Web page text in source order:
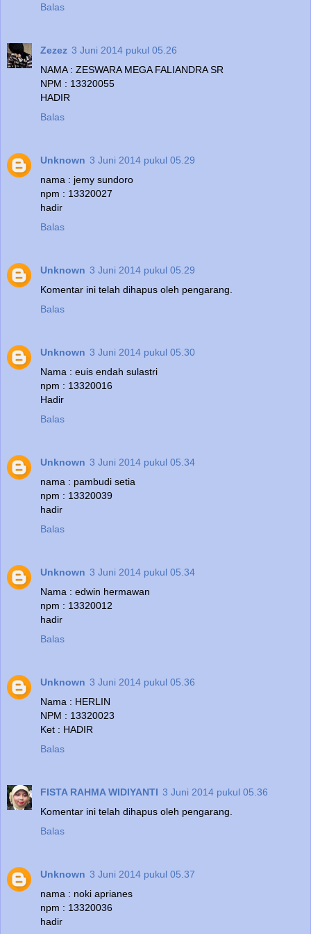
Balas
Zezez 3 Juni 2014 pukul 05.26
NAMA : ZESWARA MEGA FALIANDRA SR
NPM : 13320055
HADIR
Balas
Unknown 3 Juni 2014 pukul 05.29
nama : jemy sundoro
npm : 13320027
hadir
Balas
Unknown 3 Juni 2014 pukul 05.29
Komentar ini telah dihapus oleh pengarang.
Balas
Unknown 3 Juni 2014 pukul 05.30
Nama : euis endah sulastri
npm : 13320016
Hadir
Balas
Unknown 3 Juni 2014 pukul 05.34
nama : pambudi setia
npm : 13320039
hadir
Balas
Unknown 3 Juni 2014 pukul 05.34
Nama : edwin hermawan
npm : 13320012
hadir
Balas
Unknown 3 Juni 2014 pukul 05.36
Nama : HERLIN
NPM : 13320023
Ket : HADIR
Balas
FISTA RAHMA WIDIYANTI 3 Juni 2014 pukul 05.36
Komentar ini telah dihapus oleh pengarang.
Balas
Unknown 3 Juni 2014 pukul 05.37
nama : noki aprianes
npm : 13320036
hadir